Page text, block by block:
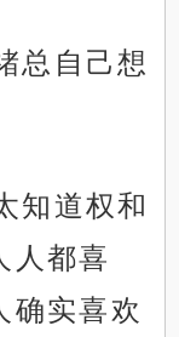
总自己想
知道权和
人都喜
确实喜欢